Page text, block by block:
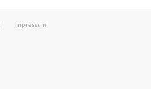
Impressum